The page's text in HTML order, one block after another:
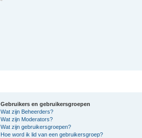
Gebruikers en gebruikersgroepen
Wat zijn Beheerders?
Wat zijn Moderators?
Wat zijn gebruikersgroepen?
Hoe word ik lid van een gebruikersgroep?